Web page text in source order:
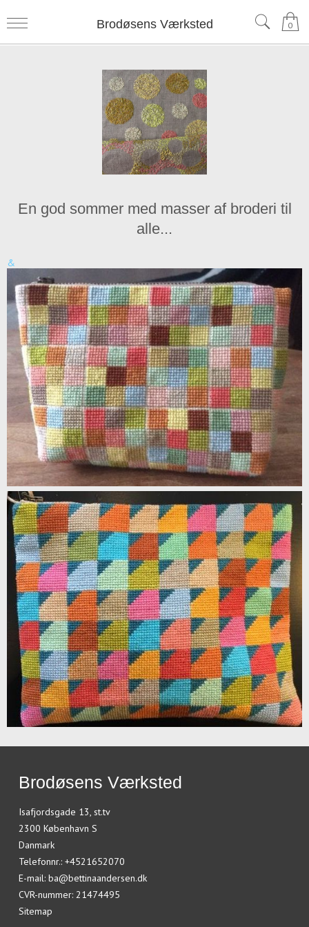
Brodøsens Værksted 0
En god sommer med masser af broderi til
alle...
&
Brodøsens Værksted
Isafjordsgade 13, st.tv
2300 København S
Danmark
Telefonnr.: +4521652070
E-mail: ba@bettinaandersen.dk
CVR-nummer: 21474495
Sitemap